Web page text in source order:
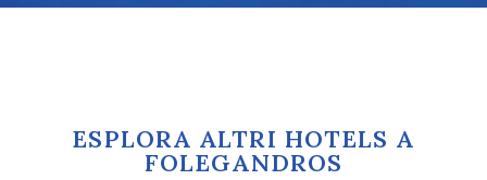
ESPLORA ALTRI HOTELS A
FOLEGANDROS